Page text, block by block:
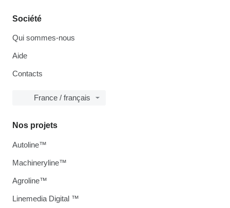
Société
Qui sommes-nous
Aide
Contacts
France / français
Nos projets
Autoline™
Machineryline™
Agroline™
Linemedia Digital ™